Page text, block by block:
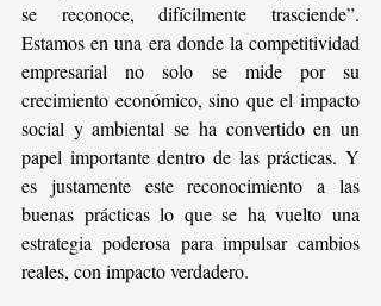
se reconoce, difícilmente trasciende”.
Estamos en una era donde la competitividad
empresarial no solo se mide por su
crecimiento económico, sino que el impacto
social y ambiental se ha convertido en un
papel importante dentro de las prácticas. Y
es justamente este reconocimiento a las
buenas prácticas lo que se ha vuelto una
estrategia poderosa para impulsar cambios
reales, con impacto verdadero.